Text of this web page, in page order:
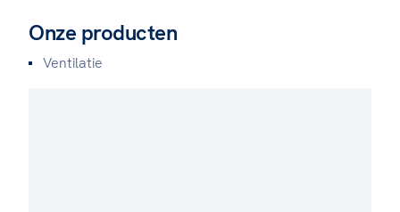
Onze producten
Ventilatie